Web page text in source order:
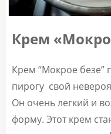
Крем
Крем “Мокрое безе”
пирогу свой
Он очень легкий и
форму. Этот крем